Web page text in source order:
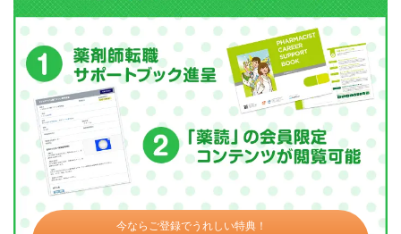
今ならご登録でうれしい特典！